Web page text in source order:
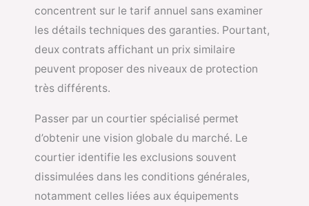
concentrent sur le tarif annuel sans examiner
les détails techniques des garanties. Pourtant,
deux contrats affichant un prix similaire
peuvent proposer des niveaux de protection
très différents.
Passer par un courtier spécialisé permet
d’obtenir une vision globale du marché. Le
courtier identifie les exclusions souvent
dissimulées dans les conditions générales,
notamment celles liées aux équipements